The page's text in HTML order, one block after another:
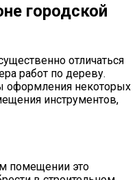
городской
отличаться
работ по дереву.
оформления некоторых
инструментов,
помещении это